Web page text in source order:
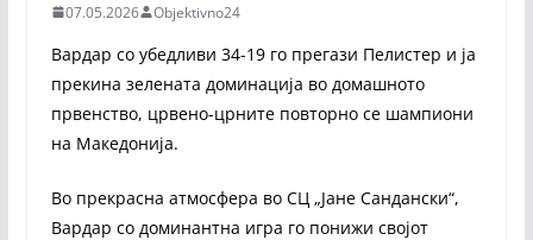
07.05.2026 Objektivno24
Вардар со убедливи 34-19 го прегази Пелистер и ја
прекина зелената доминација во домашното
првенство, црвено-црните повторно се шампиони
на Македонија.
Во прекрасна атмосфера во СЦ „Јане Сандански“,
Вардар со доминантна игра го понижи својот